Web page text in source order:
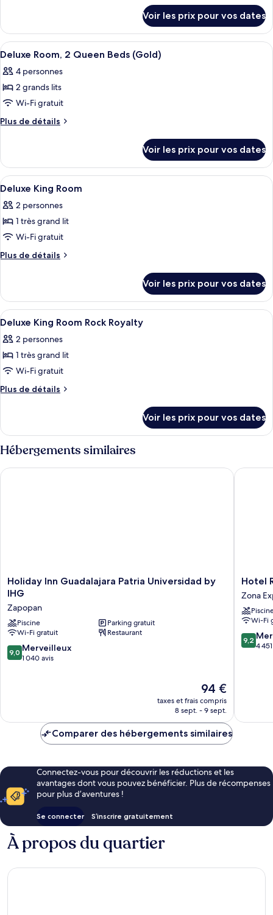
très
grand
lit
(Rock
Royalty)
le
type
de
Chambre
Deluxe,
très
grand
lit
Voir les prix pour vos dates
Afficher
toutes
les
photos
pour
ce
chambre :
Deluxe
Room,
2
Queen
Beds
(Gold)
Une salle de bain moderne avec
3
Deluxe Room, 2 Queen Beds (Gold)
4 personnes
2 grands lits
Wi-Fi gratuit
Plus de détails
Plus
le
type
de
Deluxe
Room,
Queen
Beds
(Gold)
Voir les prix pour vos dates
Afficher
toutes
les
photos
pour
ce
chambre :
Deluxe
King
Room
Une chambre d’hôtel équipée d’une
3
Deluxe King Room
2 personnes
1 très grand lit
Wi-Fi gratuit
Plus de détails
Plus
le
type
de
Deluxe
King
Voir les prix pour vos dates
Afficher
toutes
les
photos
pour
ce
chambre :
Deluxe
King
Room
Articles gratuits dans le mini-bar,
7
Deluxe King Room Rock Royalty
2 personnes
1 très grand lit
Wi-Fi gratuit
Plus de détails
Plus
le
type
de
Deluxe
Voir les prix pour vos dates
Hébergements similaires
Holiday
Inn
Patria
Universidad
by
IHG
Zapopan
Holiday Inn Guadalajara Patria Universidad by
IHG
Zapopan
Piscine
Parking gratuit
Wi-Fi gratuit
Restaurant
9.0
sur
9,0 Merveilleux
1 040 avis
Le
nouveau
prix
de
94 €
taxes et frais compris
8 sept. - 9 sept.
Holiday Inn Guadalajara Patria Universidad by IHG
Hotel
Riu
Plaza
Zona
Expo
Hotel
Zona
Wi-Fi
9.2
sur
9,2
4
Hotel
Comparer des hébergements similaires
Connectez-vous pour découvrir les réductions et les
avantages dont vous pouvez bénéficier. Plus de récompenses
pour plus d’aventures !
Se connecter S’inscrire gratuitement
À propos du quartier